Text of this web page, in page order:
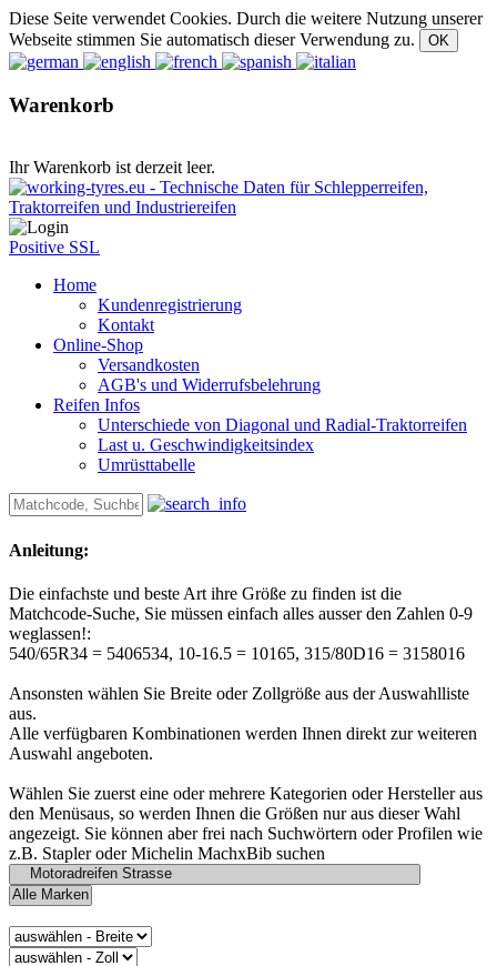
Diese Seite verwendet Cookies. Durch die weitere Nutzung unserer
Webseite stimmen Sie automatisch dieser Verwendung zu.
Warenkorb
Ihr Warenkorb ist derzeit leer.
Positive SSL
Home
Kundenregistrierung
Kontakt
Online-Shop
Versandkosten
AGB's und Widerrufsbelehrung
Reifen Infos
Unterschiede von Diagonal und Radial-Traktorreifen
Last u. Geschwindigkeitsindex
Umrüsttabelle
Anleitung:
Die einfachste und beste Art ihre Größe zu finden ist die
Matchcode-Suche, Sie müssen einfach alles ausser den Zahlen 0-9
weglassen!:
540/65R34 = 5406534, 10-16.5 = 10165, 315/80D16 = 3158016
Ansonsten wählen Sie Breite oder Zollgröße aus der Auswahlliste
aus.
Alle verfügbaren Kombinationen werden Ihnen direkt zur weiteren
Auswahl angeboten.
Wählen Sie zuerst eine oder mehrere Kategorien oder Hersteller aus
den Menüsaus, so werden Ihnen die Größen nur aus dieser Wahl
angezeigt. Sie können aber frei nach Suchwörtern oder Profilen wie
z.B. Stapler oder Michelin MachxBib suchen